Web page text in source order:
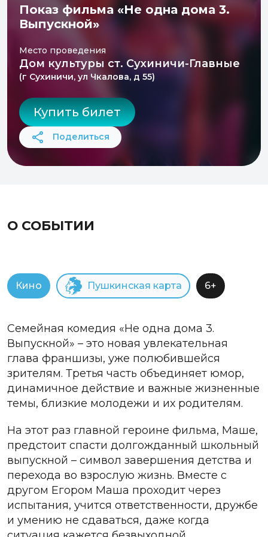
Показ фильма «Не одна дома 3.
Выпускной»
Место проведения
Дом культуры ст. Сухиничи-Главные
(г Сухиничи, ул Чкалова, д 55)
Купить билет
Поделиться
О СОБЫТИИ
Кино Пушкинская карта 6+
Семейная комедия «Не одна дома 3.
Выпускной» – это новая увлекательная
глава франшизы, уже полюбившейся
зрителям. Третья часть объединяет юмор,
динамичное действие и важные жизненные
темы, близкие молодежи и их родителям.
На этот раз главной героине фильма, Маше,
предстоит спасти долгожданный школьный
выпускной – символ завершения детства и
перехода во взрослую жизнь. Вместе с
другом Егором Маша проходит через
испытания, учится ответственности, дружбе
и умению не сдаваться, даже когда